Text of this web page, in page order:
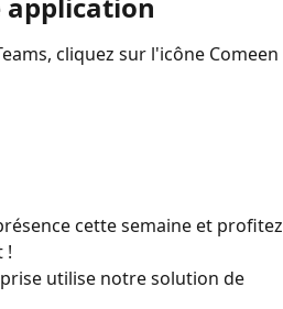
cliquez sur l'icône Comeen
cette semaine et profitez
!
utilise notre solution de